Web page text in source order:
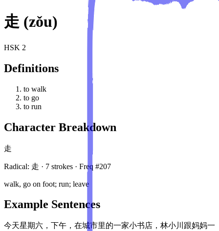
走 (zǒu)
HSK 2
Definitions
to walk
to go
to run
Character Breakdown
走
Radical: 走 · 7 strokes · Freq #207
walk, go on foot; run; leave
Example Sentences
今天星期六，下午，在城市里的一家小书店，林小川跟妈妈一